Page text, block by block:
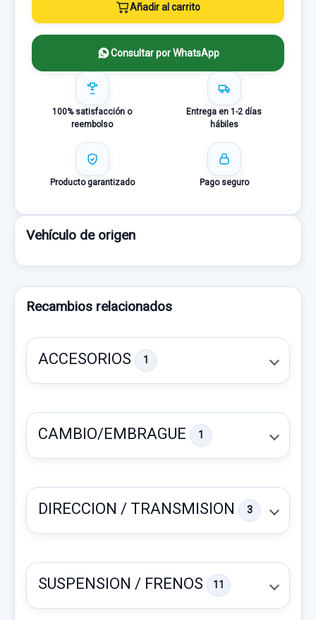
Añadir al carrito
Consultar por WhatsApp
100% satisfacción o
reembolso
Entrega en 1-2 días
hábiles
Producto garantizado Pago seguro
Vehículo de origen
Recambios relacionados
ACCESORIOS 1
CAMBIO/EMBRAGUE 1
DIRECCION / TRANSMISION 3
SUSPENSION / FRENOS 11